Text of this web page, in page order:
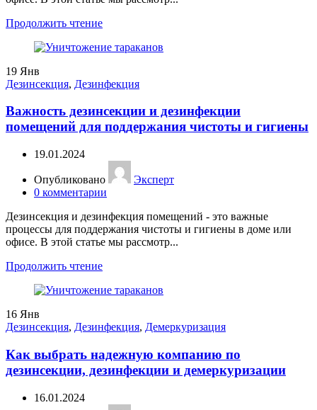
Продолжить чтение
19 Янв
Дезинсекция, Дезинфекция
Важность дезинсекции и дезинфекции
помещений для поддержания чистоты и гигиены
19.01.2024
Опубликовано
Эксперт
0 комментарии
Дезинсекция и дезинфекция помещений - это важные
процессы для поддержания чистоты и гигиены в доме или
офисе. В этой статье мы рассмотр...
Продолжить чтение
16 Янв
Дезинсекция, Дезинфекция, Демеркуризация
Как выбрать надежную компанию по
дезинсекции, дезинфекции и демеркуризации
16.01.2024